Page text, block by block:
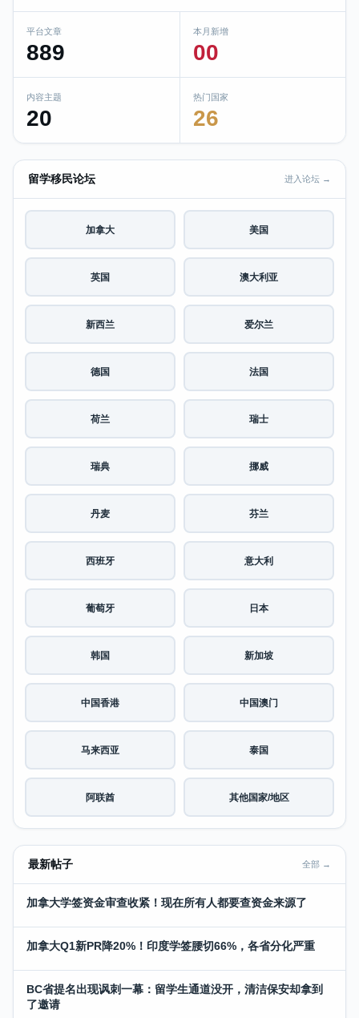
平台文章
889
本月新增
00
内容主题
20
热门国家
26
留学移民论坛 进入论坛 →
加拿大 美国
英国 澳大利亚
新西兰 爱尔兰
德国 法国
荷兰 瑞士
瑞典 挪威
丹麦 芬兰
西班牙 意大利
葡萄牙 日本
韩国 新加坡
中国香港 中国澳门
马来西亚 泰国
阿联酋 其他国家/地区
最新帖子 全部 →
加拿大学签资金审查收紧！现在所有人都要查资金来源了
加拿大Q1新PR降20%！印度学签腰切66%，各省分化严重
BC省提名出现讽刺一幕：留学生通道没开，清洁保安却拿到
了邀请